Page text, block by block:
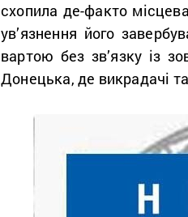
схопила де-факто
ув’язнення його
вартою без зв’язку із
Донецька, де викрадачі